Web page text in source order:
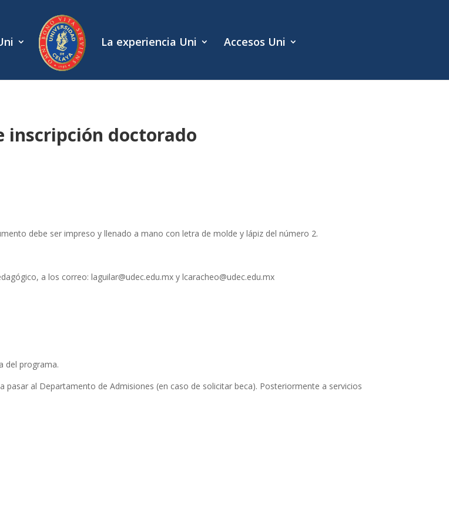
La experiencia Uni Accesos Uni
inscripción doctorado
debe ser impreso y llenado a mano con letra de molde y lápiz del número 2.
a los correo:laguilar@udec.edu.mx ylcaracheo@udec.edu.mx
del programa.
pasar al Departamento de Admisiones (en caso de solicitar beca). Posteriormente a servicios